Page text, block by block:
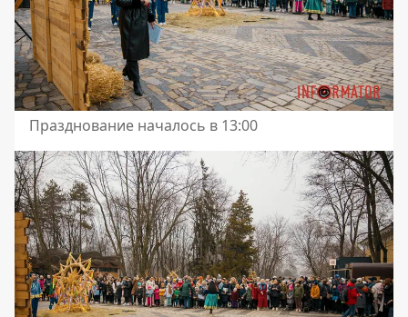
Празднование началось в 13:00